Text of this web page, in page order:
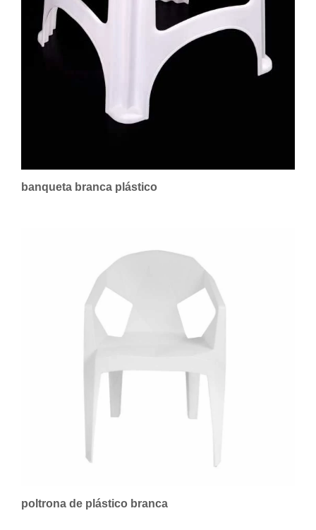
banqueta branca plástico
poltrona de plástico branca